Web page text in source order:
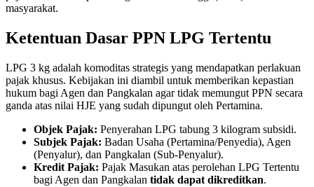
masyarakat.
Ketentuan Dasar PPN LPG Tertentu
LPG 3 kg adalah komoditas strategis yang mendapatkan perlakuan
pajak khusus. Kebijakan ini diambil untuk memberikan kepastian
hukum bagi Agen dan Pangkalan agar tidak memungut PPN secara
ganda atas nilai HJE yang sudah dipungut oleh Pertamina.
Objek Pajak: Penyerahan LPG tabung 3 kilogram subsidi.
Subjek Pajak: Badan Usaha (Pertamina/Penyedia), Agen
(Penyalur), dan Pangkalan (Sub-Penyalur).
Kredit Pajak: Pajak Masukan atas perolehan LPG Tertentu
bagi Agen dan Pangkalan tidak dapat dikreditkan.